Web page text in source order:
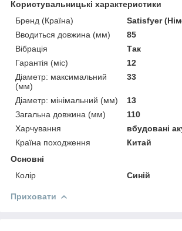
Користувальницькі характеристики
Бренд (Країна)
Satisfyer
Вводиться довжина (мм)
85
Вібрація
Так
Гарантія (міс)
12
Діаметр: максимальний
(мм)
33
Діаметр: мінімальний (мм)
13
Загальна довжина (мм)
110
Харчування
вбудовані
Країна походження
Китай
Основні
Колір
Синій
Приховати